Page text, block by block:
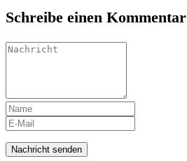
Schreibe einen Kommentar